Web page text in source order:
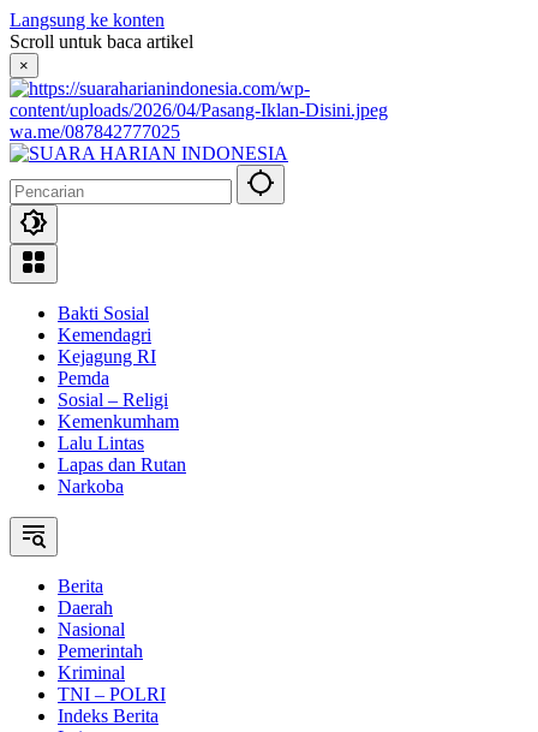
Langsung ke konten
Scroll untuk baca artikel
×
wa.me/087842777025
Bakti Sosial
Kemendagri
Kejagung RI
Pemda
Sosial – Religi
Kemenkumham
Lalu Lintas
Lapas dan Rutan
Narkoba
Berita
Daerah
Nasional
Pemerintah
Kriminal
TNI – POLRI
Indeks Berita